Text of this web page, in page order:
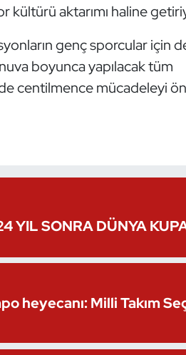
kültürü aktarımı haline
genç sporcular için
boyunca yapılacak tüm
centilmence mücadeleyi
YIL SONRA DÜNYA
heyecanı: Milli Takım